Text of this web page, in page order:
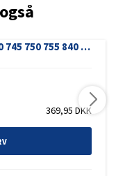
Batteri til HP CM03 Elitebook 740 745 750 755 840 845 850 855 740 G1 740 G2
369,95DKK